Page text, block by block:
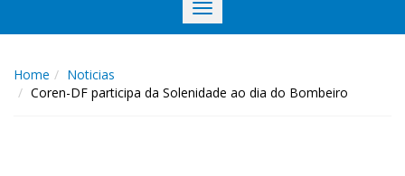
Toggle
navigation
Home
Noticias
Coren-DF participa da Solenidade ao dia do Bombeiro